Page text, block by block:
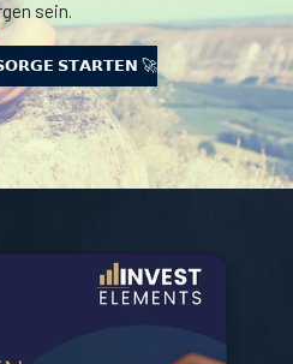
sein.
𝗦𝗧𝗔𝗥𝗧𝗘𝗡 🚀